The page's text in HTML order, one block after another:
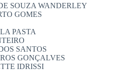
SOUZA WANDERLEY
GOMES
PASTA
SANTOS
GONÇALVES
IDRISSI